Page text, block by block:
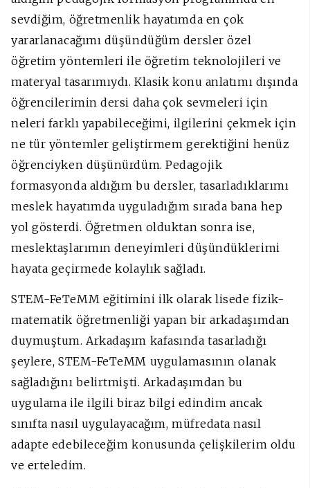
sevdiğim, öğretmenlik hayatımda en çok
yararlanacağımı düşündüğüm dersler özel
öğretim yöntemleri ile öğretim teknolojileri ve
materyal tasarımıydı. Klasik konu anlatımı dışında
öğrencilerimin dersi daha çok sevmeleri için
neleri farklı yapabileceğimi, ilgilerini çekmek için
ne tür yöntemler geliştirmem gerektiğini henüz
öğrenciyken düşünürdüm. Pedagojik
formasyonda aldığım bu dersler, tasarladıklarımı
meslek hayatımda uyguladığım sırada bana hep
yol gösterdi. Öğretmen olduktan sonra ise,
meslektaşlarımın deneyimleri düşündüklerimi
hayata geçirmede kolaylık sağladı.
STEM-FeTeMM eğitimini ilk olarak lisede fizik-
matematik öğretmenliği yapan bir arkadaşımdan
duymuştum. Arkadaşım kafasında tasarladığı
şeylere, STEM-FeTeMM uygulamasının olanak
sağladığını belirtmişti. Arkadaşımdan bu
uygulama ile ilgili biraz bilgi edindim ancak
sınıfta nasıl uygulayacağım, müfredata nasıl
adapte edebileceğim konusunda çelişkilerim oldu
ve erteledim.